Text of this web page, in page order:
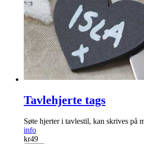
Tavlehjerte tags
Søte hjerter i tavlestil, kan skrives på
info
kr49